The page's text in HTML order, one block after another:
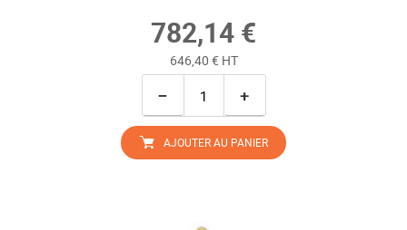
782,14 €
646,40 € HT
− +
AJOUTER AU PANIER